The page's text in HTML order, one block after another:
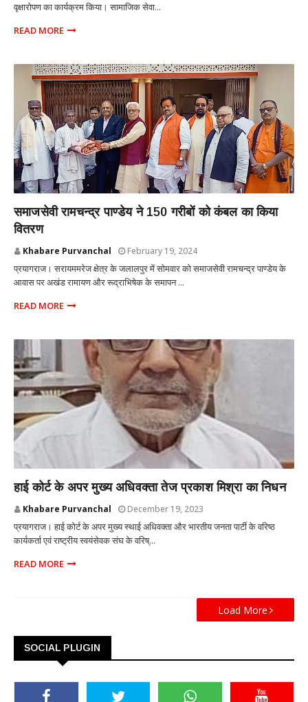
वृक्षारोपण का कार्यक्रम किया। सामाजिक सेवा...
READ MORE
समाजसेवी रामचन्द्र पाण्डेय ने 150 गरीबों को कंबल का किया
वितरण
Khabare Purvanchal February 19, 2024
प्रयागराज। सरायममरेज क्षेत्र के जलालपुर में सोमवार को समाजसेवी रामचन्द्र पाण्डेय के
आवास पर अखंड रामायण और रूद्राभिषेक के समापन ...
READ MORE
हाई कोर्ट के अपर मुख्य अधिवक्ता तेज प्रकाश मिश्रा का निधन
Khabare Purvanchal December 19, 2023
प्रयागराज। हाई कोर्ट के अपर मुख्य स्थाई अधिवक्ता और भारतीय जनता पार्टी के वरिष्ठ
कार्यकर्ता एवं राष्ट्रीय स्वयंसेवक संघ के वरिष्...
READ MORE
Load More
SOCIAL PLUGIN